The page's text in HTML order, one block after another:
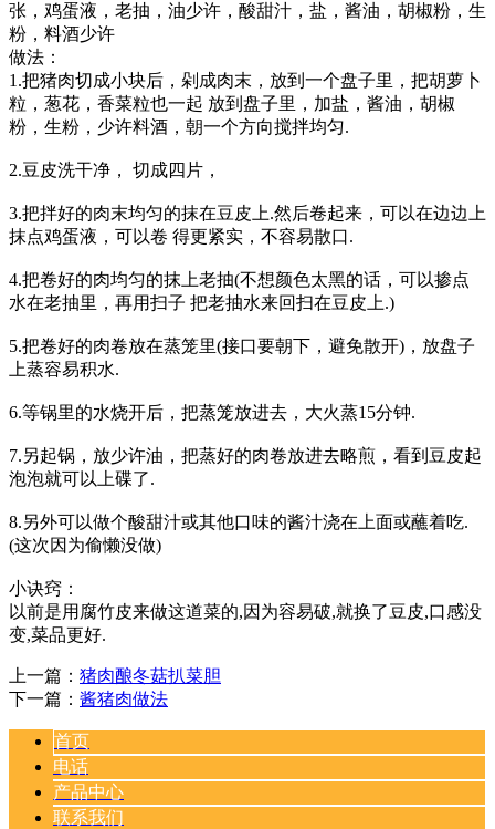
张，鸡蛋液，老抽，油少许，酸甜汁，盐，酱油，胡椒粉，生
粉，料酒少许
做法：
1.把猪肉切成小块后，剁成肉末，放到一个盘子里，把胡萝卜
粒，葱花，香菜粒也一起 放到盘子里，加盐，酱油，胡椒
粉，生粉，少许料酒，朝一个方向搅拌均匀.
2.豆皮洗干净， 切成四片，
3.把拌好的肉末均匀的抹在豆皮上.然后卷起来，可以在边边上
抹点鸡蛋液，可以卷 得更紧实，不容易散口.
4.把卷好的肉均匀的抹上老抽(不想颜色太黑的话，可以掺点
水在老抽里，再用扫子 把老抽水来回扫在豆皮上.)
5.把卷好的肉卷放在蒸笼里(接口要朝下，避免散开)，放盘子
上蒸容易积水.
6.等锅里的水烧开后，把蒸笼放进去，大火蒸15分钟.
7.另起锅，放少许油，把蒸好的肉卷放进去略煎，看到豆皮起
泡泡就可以上碟了.
8.另外可以做个酸甜汁或其他口味的酱汁浇在上面或蘸着吃.
(这次因为偷懒没做)
小诀窍：
以前是用腐竹皮来做这道菜的,因为容易破,就换了豆皮,口感没
变,菜品更好.
上一篇： 猪肉酿冬菇扒菜胆
下一篇： 酱猪肉做法
首页
电话
产品中心
联系我们